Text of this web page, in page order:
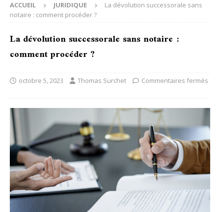
ACCUEIL JURIDIQUE
La dévolution successorale sans
notaire : comment procéder ?
La dévolution successorale sans notaire :
comment procéder ?
octobre 5, 2023 Thomas Surchet Commentaires fermés